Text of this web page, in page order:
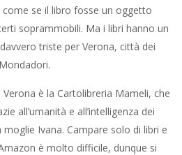
se il libro fosse un oggetto
soprammobili. Ma i libri hanno un
triste per Verona, città dei
è la Cartolibreria Mameli, che
all’umanità e all’intelligenza dei
Ivana. Campare solo di libri e
è molto difficile, dunque si